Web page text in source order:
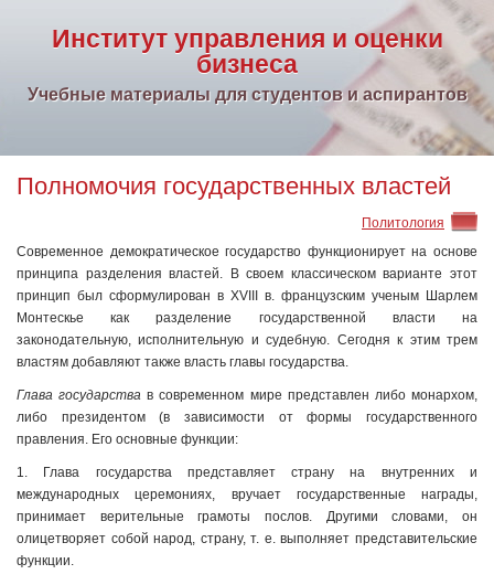
Институт управления и оценки
бизнеса
Учебные материалы для студентов и аспирантов
Полномочия государственных властей
Политология
Современное демократическое государство функционирует на основе
принципа разделения властей. В своем классическом варианте этот
принцип был сформулирован в XVIII в. французским ученым Шарлем
Монтескье как разделение государственной власти на
законодательную, исполнительную и судебную. Сегодня к этим трем
властям добавляют также власть главы государства.
Глава государства в современном мире представлен либо монархом,
либо президентом (в зависимости от формы государственного
правления. Его основные функции:
1. Глава государства представляет страну на внутренних и
международных церемониях, вручает государственные награды,
принимает верительные грамоты послов. Другими словами, он
олицетворяет собой народ, страну, т. е. выполняет представительские
функции.